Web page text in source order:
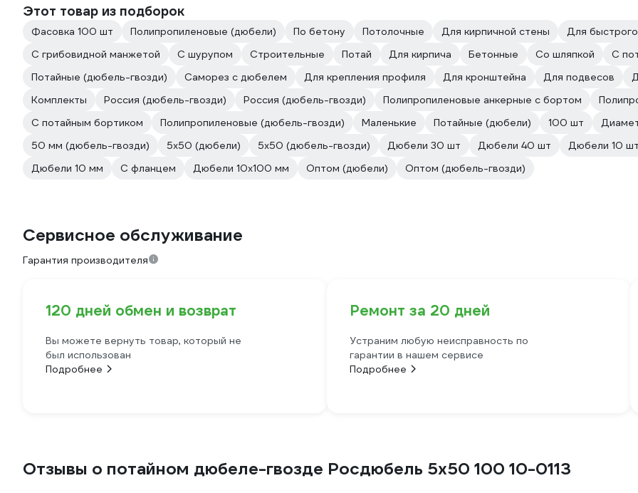
Этот товар из подборок
Фасовка 100 шт Полипропиленовые (дюбели) По бетону Потолочные Для кирпичной стены Для
С грибовидной манжетой
С шурупом Строительные Потай Для кирпича Бетонные Со шляпкой С
Потайные (дюбель-гвозди)
Саморез с дюбелем Для крепления профиля Для кронштейна Для подвесов
Комплекты
Россия (дюбель-гвозди) Россия (дюбель-гвозди) Полипропиленовые анкерные с бортом
С потайным бортиком
Полипропиленовые (дюбель-гвозди) Маленькие Потайные (дюбели) 100 шт
50 мм (дюбель-гвозди)
5х50 (дюбели) 5х50 (дюбель-гвозди) Дюбели 30 шт Дюбели 40 шт Дюбели 10 шт
Дюбели 10 мм
С фланцем Дюбели 10х100 мм Оптом (дюбели) Оптом (дюбель-гвозди)
Сервисное обслуживание
Гарантия производителя
120 дней обмен и возврат
Вы можете вернуть товар, который не
был использован
Подробнее
Ремонт за 20 дней
Устраним любую неисправность по
гарантии в нашем сервисе
Подробнее
Отзывы о потайном дюбеле-гвозде Росдюбель 5х50 100 10-0113